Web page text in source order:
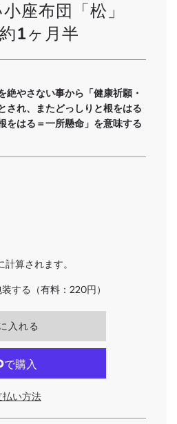
座布団「松」
1ヶ月半
絶やさない事から「健康祈願・
され、またどっしりと根をはる
をはる＝一所懸命」を意味する
算されます。
する（有料：220円）
入れる
払い方法